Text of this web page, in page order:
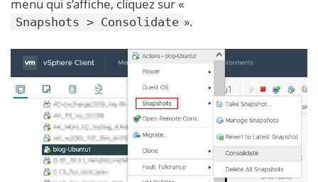
menu qui s’affiche, cliquez sur «
Snapshots > Consolidate ».